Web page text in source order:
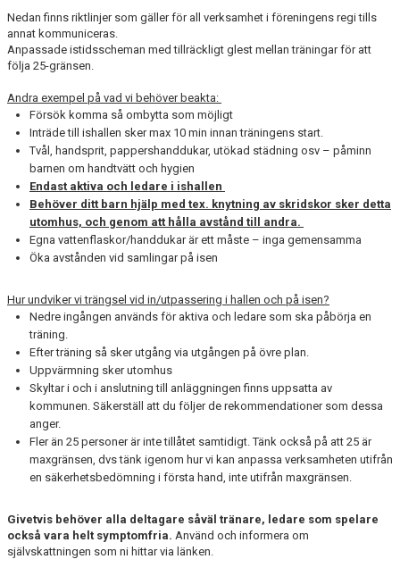
VÅRA TRÄNARE
EVENEMANG
INFORMATION
KLUBBKLÄDER
AVGIFTER
VÅRA TÄVLINGAR
LÄGER
MÄRKEN TÄVLINGSTEST TRÄNINGSGUIDE
Nedan finns riktlinjer som gäller för all verksamhet i föreningens regi tills
annat kommuniceras.
Anpassade istidsscheman med tillräckligt glest mellan träningar för att
följa 25-gränsen.
Andra exempel på vad vi behöver beakta:
Försök komma så ombytta som möjligt
Inträde till ishallen sker max 10 min innan träningens start.
Tvål, handsprit, pappershanddukar, utökad städning osv – påminn
barnen om handtvätt och hygien
Endast aktiva och ledare i ishallen
Behöver ditt barn hjälp med tex. knytning av skridskor sker detta
utomhus, och genom att hålla avstånd till andra.
Egna vattenflaskor/handdukar är ett måste – inga gemensamma
Öka avstånden vid samlingar på isen
Hur undviker vi trängsel vid in/utpassering i hallen och på isen?
Nedre ingången används för aktiva och ledare som ska påbörja en
träning.
Efter träning så sker utgång via utgången på övre plan.
Uppvärmning sker utomhus
Skyltar i och i anslutning till anläggningen finns uppsatta av
kommunen. Säkerställ att du följer de rekommendationer som dessa
anger.
Fler än 25 personer är inte tillåtet samtidigt. Tänk också på att 25 är
maxgränsen, dvs tänk igenom hur vi kan anpassa verksamheten utifrån
en säkerhetsbedömning i första hand, inte utifrån maxgränsen.
Givetvis behöver alla deltagare såväl tränare, ledare som spelare
också vara helt symptomfria. Använd och informera om
självskattningen som ni hittar via länken.